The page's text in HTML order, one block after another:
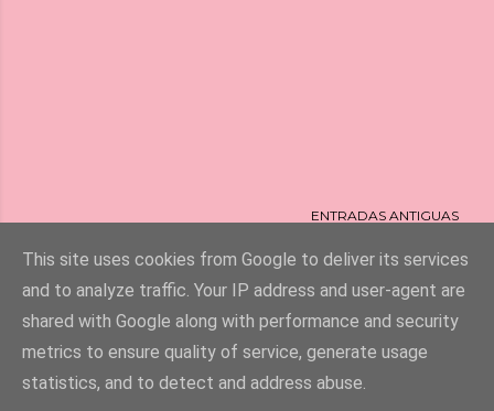
ENTRADAS ANTIGUAS
Con la tecnología de Blogger
Escríbeme un mail a : info@dafnigirls.com
This site uses cookies from Google to deliver its services
and to analyze traffic. Your IP address and user-agent are
shared with Google along with performance and security
metrics to ensure quality of service, generate usage
statistics, and to detect and address abuse.